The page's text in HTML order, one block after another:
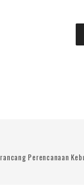
Perencanaan